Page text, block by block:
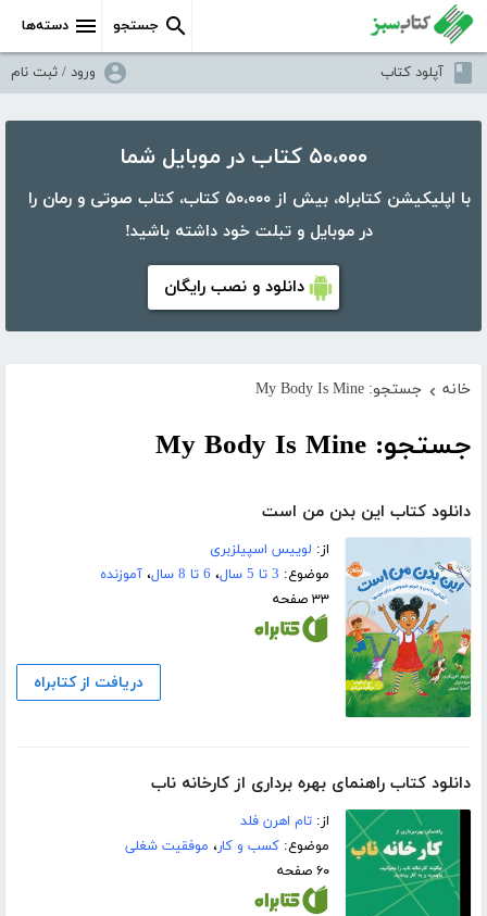
دسته‌ها جستجو
آپلود کتاب ورود / ثبت نام
۵۰،۰۰۰ کتاب در موبایل شما
با اپلیکیشن کتابراه، بیش از ۵۰،۰۰۰ کتاب، کتاب صوتی و رمان را
در موبایل و تبلت خود داشته باشید!
دانلود و نصب رایگان
خانه › جستجو: My Body Is Mine
جستجو: My Body Is Mine
دانلود کتاب این بدن من است
از: لوییس اسپیلزبری
موضوع: 3 تا 5 سال ، 6 تا 8 سال ،آموزنده
۳۳ صفحه
دریافت از کتابراه
دانلود کتاب راهنمای بهره برداری از کارخانه ناب
از:تام اهرن فلد
موضوع:کسب و کار، موفقیت شغلی
۶۰ صفحه